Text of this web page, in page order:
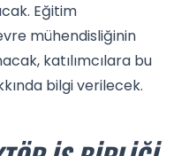
Eğitim
mühendisliğinin
katılımcılara bu
bilgi verilecek.